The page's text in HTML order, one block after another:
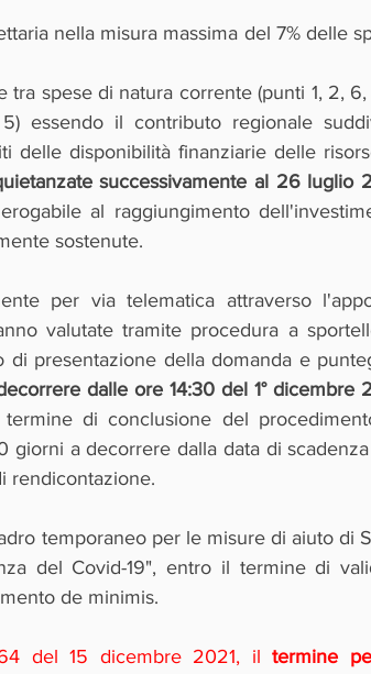
nella misura massima del 7% delle
spese di natura corrente (punti 1, 2, 6,
essendo il contributo regionale
delle disponibilità finanziarie delle
successivamente al 26 luglio
al raggiungimento
sostenute.
per via telematica attraverso
valutate tramite procedura a
presentazione della domanda e
dalle ore 14:30 del 1° dicembre
di conclusione del
giorni a decorrere dalla data di
rendicontazione.
temporaneo per le misure di aiuto di
del Covid-19", entro il termine di
de minimis.
del 15 dicembre 2021, il termine